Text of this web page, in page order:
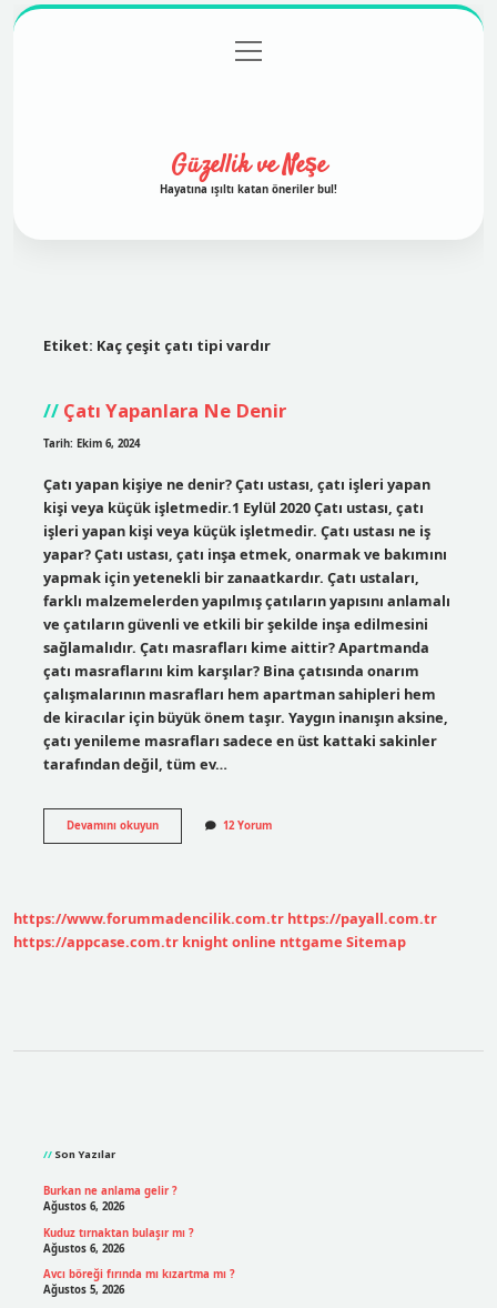
Gizlilik Politikası
menüyü
aç
Güzellik ve Neşe
Hayatına ışıltı katan öneriler bul!
Etiket: Kaç çeşit çatı tipi vardır
Çatı Yapanlara Ne Denir
Tarih: Ekim 6, 2024
Çatı yapan kişiye ne denir? Çatı ustası, çatı işleri yapan
kişi veya küçük işletmedir.1 Eylül 2020 Çatı ustası, çatı
işleri yapan kişi veya küçük işletmedir. Çatı ustası ne iş
yapar? Çatı ustası, çatı inşa etmek, onarmak ve bakımını
yapmak için yetenekli bir zanaatkardır. Çatı ustaları,
farklı malzemelerden yapılmış çatıların yapısını anlamalı
ve çatıların güvenli ve etkili bir şekilde inşa edilmesini
sağlamalıdır. Çatı masrafları kime aittir? Apartmanda
çatı masraflarını kim karşılar? Bina çatısında onarım
çalışmalarının masrafları hem apartman sahipleri hem
de kiracılar için büyük önem taşır. Yaygın inanışın aksine,
çatı yenileme masrafları sadece en üst kattaki sakinler
tarafından değil, tüm ev…
Devamını okuyunÇatı
Yapanlara
12 Yorum
https://www.forummadencilik.com.tr https://payall.com.tr
https://appcase.com.tr knight online nttgame Sitemap
Son Yazılar
Burkan ne anlama gelir ?
Ağustos 6, 2026
Kuduz tırnaktan bulaşır mı ?
Ağustos 6, 2026
Avcı böreği fırında mı kızartma mı ?
Ağustos 5, 2026